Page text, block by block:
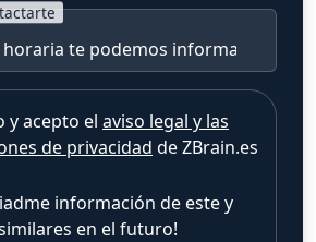
y acepto el aviso legal y las
de privacidad de ZBrain.es
información de este y
en el futuro!